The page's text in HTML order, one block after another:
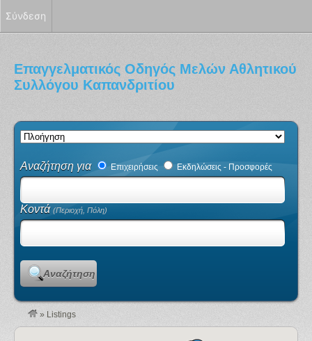
Επαγγελματικός Οδηγός Μελών Αθλητικού
Συλλόγου Καπανδριτίου
Αναζήτηση για Επιχειρήσεις Εκδηλώσεις - Προσφορές
Κοντά(Περιοχή, Πόλη)
Αναζήτηση
» Listings
Σύνδεση